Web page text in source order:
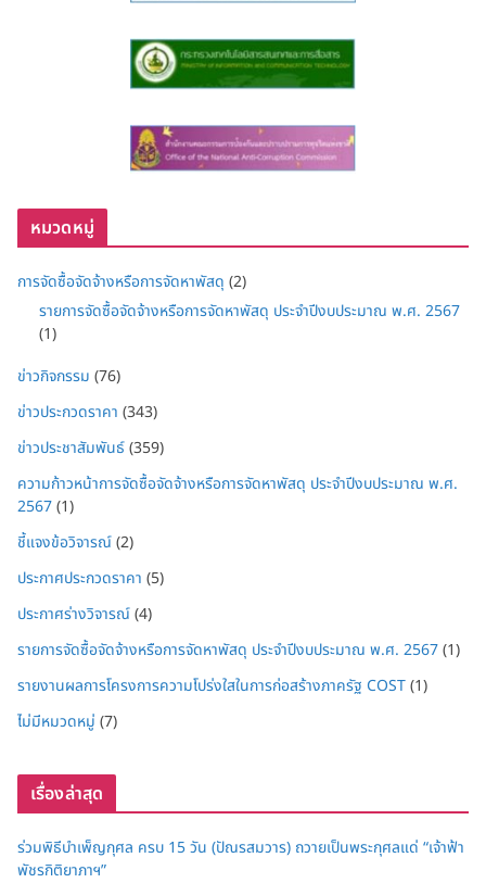
หมวดหมู่
การจัดซื้อจัดจ้างหรือการจัดหาพัสดุ (2)
รายการจัดซื้อจัดจ้างหรือการจัดหาพัสดุ ประจำปีงบประมาณ พ.ศ. 2567
(1)
ข่าวกิจกรรม (76)
ข่าวประกวดราคา (343)
ข่าวประชาสัมพันธ์(359)
ความก้าวหน้าการจัดซื้อจัดจ้างหรือการจัดหาพัสดุ ประจำปีงบประมาณ พ.ศ.
2567(1)
ชี้แจงข้อวิจารณ์(2)
ประกาศประกวดราคา (5)
ประกาศร่างวิจารณ์(4)
รายการจัดซื้อจัดจ้างหรือการจัดหาพัสดุ ประจำปีงบประมาณ พ.ศ. 2567(1)
รายงานผลการโครงการความโปร่งใสในการก่อสร้างภาครัฐ COST(1)
ไม่มีหมวดหมู่ (7)
เรื่องล่าสุด
ร่วมพิธีบำเพ็ญกุศล ครบ 15 วัน (ปัณรสมวาร) ถวายเป็นพระกุศลแด่ “เจ้าฟ้า
พัชรกิติยาภาฯ”